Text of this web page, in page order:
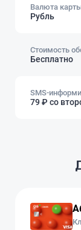
Валюта
Рубль
Стоимость
Бесплатно
SMS-
79 ₽ со